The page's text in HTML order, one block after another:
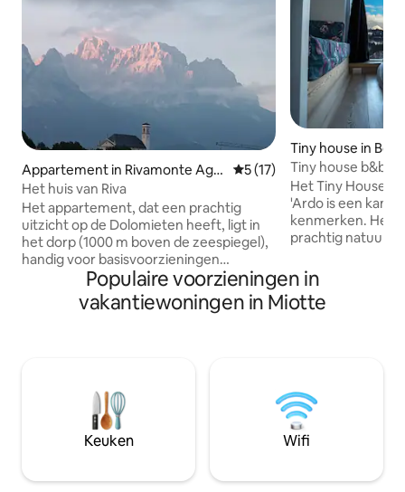
Appartement in Rivamonte Ago
rdino
Gemiddelde beoordeling
5 (17)
Het huis van Riva
Het appartement, dat een prachtig
uitzicht op de Dolomieten heeft, ligt in
het dorp (1000 m boven de zeespiegel),
handig voor basisvoorzieningen
(bakkerij en supermarkt, bar/kranten,
postkantoor, kerk, kinderspeelplaats,
picknickplaats) en om te genieten van
benzinestations kunt vinden. Het ligt
ook op ongeveer 25 km van Alleghe en
Falcade, op 30 km van Belluno, op 70 km
van Cortina d’Ampezzo en op 140 km
Tiny house in
Tiny house b&b
Het Tiny House
'Ardo is een
kenmerken. Het
prachtig
van de Ardo-
stelt je in staat
en te genieten
gemakken: grote
flatscreen-tv. Op
dakterras met
Populaire voorzieningen in
vakantiewoningen in Miotte
Keuken Wifi